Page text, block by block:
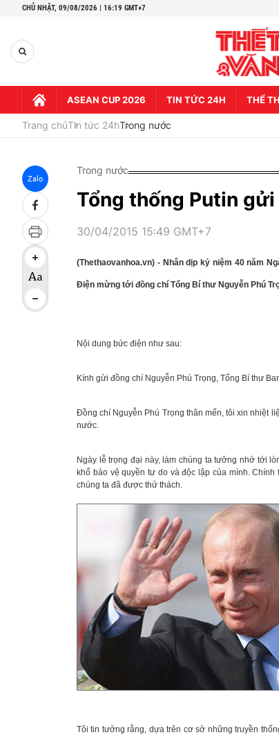
CHỦ NHẬT, 09/08/2026 | 16:19 GMT+7
ASEAN CUP 2026 TIN TỨC 24H THỂ
Trang chủTin tức 24hTrong nước
Zalo
Trong nước
Tổng thống Putin
30/04/2015 15:49 GMT+7
(Thethaovanhoa.vn) - Nhân dịp kỷ niệm 40 năm
Điện mừng tới đồng chí Tổng Bí thư Nguyễn Phú
Nội dung bức điện như sau:
Kính gửi đồng chí Nguyễn Phú Trọng, Tổng Bí thư
Đồng chí Nguyễn Phú Trọng thân mến, tôi xin nhiệt
nước.
Ngày lễ trọng đại này, làm chúng ta tưởng nhớ tới
khổ bảo vệ quyền tự do và độc lập của mình.
chúng ta đã được thử thách.
Tôi tin tưởng rằng, dựa trên cơ sở những truyền